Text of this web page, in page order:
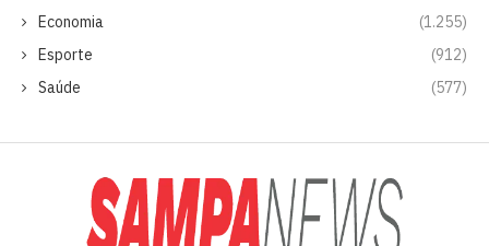
Economia
(1.255)
Esporte
(912)
Saúde
(577)